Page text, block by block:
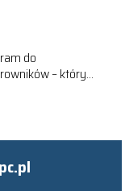
do
– który